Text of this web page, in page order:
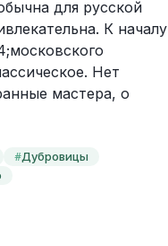
для русской
К началу
Нет
мастера, о
#Дубровицы